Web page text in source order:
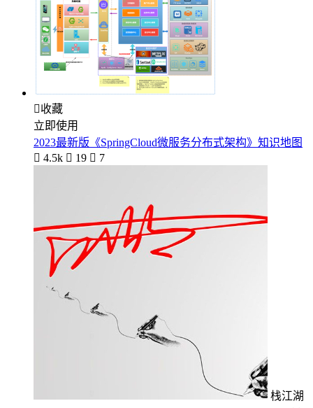
收藏
立即使用
2023最新版《SpringCloud微服务分布式架构》知识地图
 4.5k  19  7
栈江湖